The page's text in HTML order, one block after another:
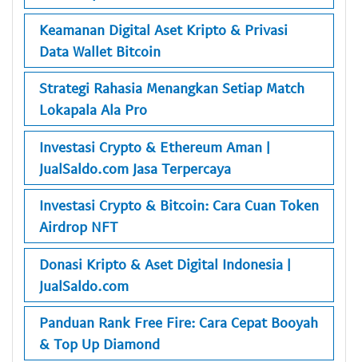
Keamanan Digital Aset Kripto & Privasi
Data Wallet Bitcoin
Strategi Rahasia Menangkan Setiap Match
Lokapala Ala Pro
Investasi Crypto & Ethereum Aman |
JualSaldo.com Jasa Terpercaya
Investasi Crypto & Bitcoin: Cara Cuan Token
Airdrop NFT
Donasi Kripto & Aset Digital Indonesia |
JualSaldo.com
Panduan Rank Free Fire: Cara Cepat Booyah
& Top Up Diamond